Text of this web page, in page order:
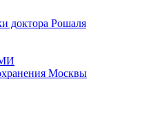
доктора Рошаля
Москвы